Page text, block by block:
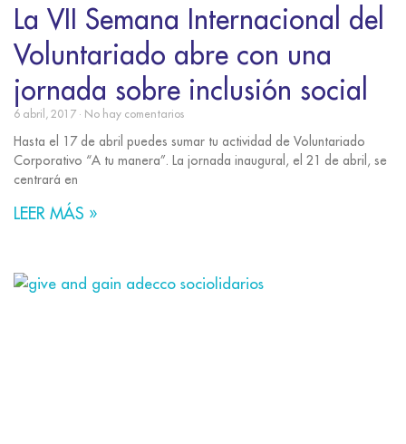
La VII Semana Internacional del
Voluntariado abre con una
jornada sobre inclusión social
6 abril, 2017 No hay comentarios
Hasta el 17 de abril puedes sumar tu actividad de Voluntariado
Corporativo “A tu manera”. La jornada inaugural, el 21 de abril, se
centrará en
LEER MÁS »